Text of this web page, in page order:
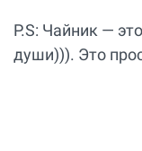
P.S: Чайник —
души))). Это